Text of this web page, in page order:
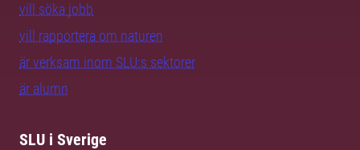
vill söka jobb
vill rapportera om naturen
är verksam inom SLU:s sektorer
är alumn
SLU i Sverige